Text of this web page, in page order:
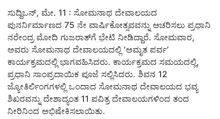
ಸುದ್ದಿಒನ್, ಮೇ. 11 : ಸೋಮನಾಥ ದೇವಾಲಯದ
ಪುನರ್ನಿರ್ಮಾಣದ 75 ನೇ ವಾರ್ಷಿಕೋತ್ಸವವನ್ನು ಆಚರಿಸಲು ಪ್ರಧಾನಿ
ನರೇಂದ್ರ ಮೋದಿ ಗುಜರಾತ್‌ಗೆ ಭೇಟಿ ನೀಡಿದ್ದಾರೆ. ಸೋಮವಾರ,
ಅವರು ಸೋಮನಾಥ ದೇವಾಲಯದಲ್ಲಿ ‘ಅಮೃತ ಪರ್ವ’
ಕಾರ್ಯಕ್ರಮದಲ್ಲಿ ಭಾಗವಹಿಸಿದರು. ಕಾರ್ಯಕ್ರಮದ ಸಮಯದಲ್ಲಿ,
ಪ್ರಧಾನಿ ಸಾಂಪ್ರದಾಯಿಕ ಪೂಜೆ ಸಲ್ಲಿಸಿದರು. ಶಿವನ 12
ಜ್ಯೋತಿರ್ಲಿಂಗಗಳಲ್ಲಿ ಒಂದಾದ ಸೋಮನಾಥ ದೇವಾಲಯದ ಭವ್ಯ
ಶಿಖರವನ್ನು ದೇಶಾದ್ಯಂತ 11 ಪವಿತ್ರ ದೇವಾಲಯಗಳಿಂದ ತಂದ
ನೀರಿನಿಂದ ಅಭಿಷೇಕಿಸಲಾಯಿತು.